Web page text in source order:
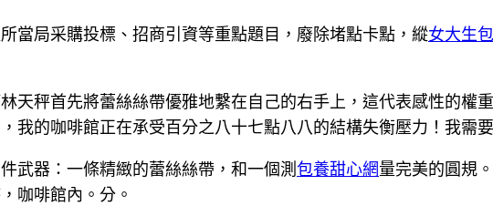
當局采購投標、招商引資等重點題目，廢除堵點卡點，縱女大生
天秤首先將蕾絲絲帶優雅地繫在自己的右手上，這代表感性的權
我的咖啡館正在承受百分之八十七點八八的結構失衡壓力！我需
武器：一條精緻的蕾絲絲帶，和一個測包養甜心網量完美的圓規
咖啡館內。分。